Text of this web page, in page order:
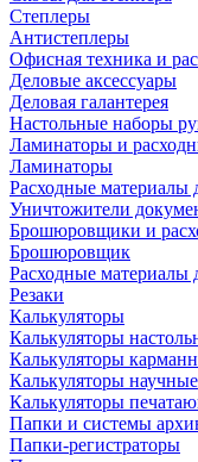
Степлеры
Антистеплеры
Офисная техника и
Деловые аксессуары
Деловая галантерея
Настольные наборы
Ламинаторы и
Ламинаторы
Расходные материалы
Уничтожители
Брошюровщики и
Брошюровщик
Расходные
Резаки
Калькуляторы
Калькуляторы
Калькуляторы
Калькуляторы научные
Калькуляторы
Папки и системы
Папки-регистраторы